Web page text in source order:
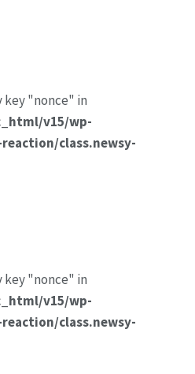
key "nonce" in
v15/wp-
class.newsy-
key "nonce" in
v15/wp-
class.newsy-